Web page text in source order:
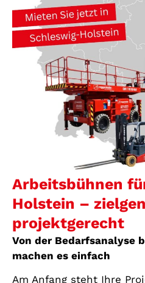
Arbeitsbühnen
Holstein –
projektgerecht
Von der Bedarfsanalyse
machen es einfach
Am Anfang steht Ihre